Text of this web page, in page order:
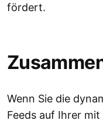
fördert.
Wenn Sie die
Feeds auf Ihrer